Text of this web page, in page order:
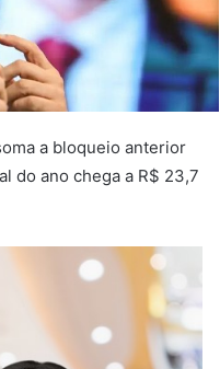
a bloqueio anterior
do ano chega a R$ 23,7